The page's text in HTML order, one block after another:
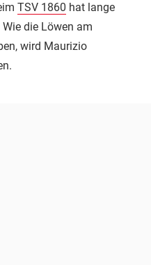
TSV 1860 hat lange
die Löwen am
wird Maurizio